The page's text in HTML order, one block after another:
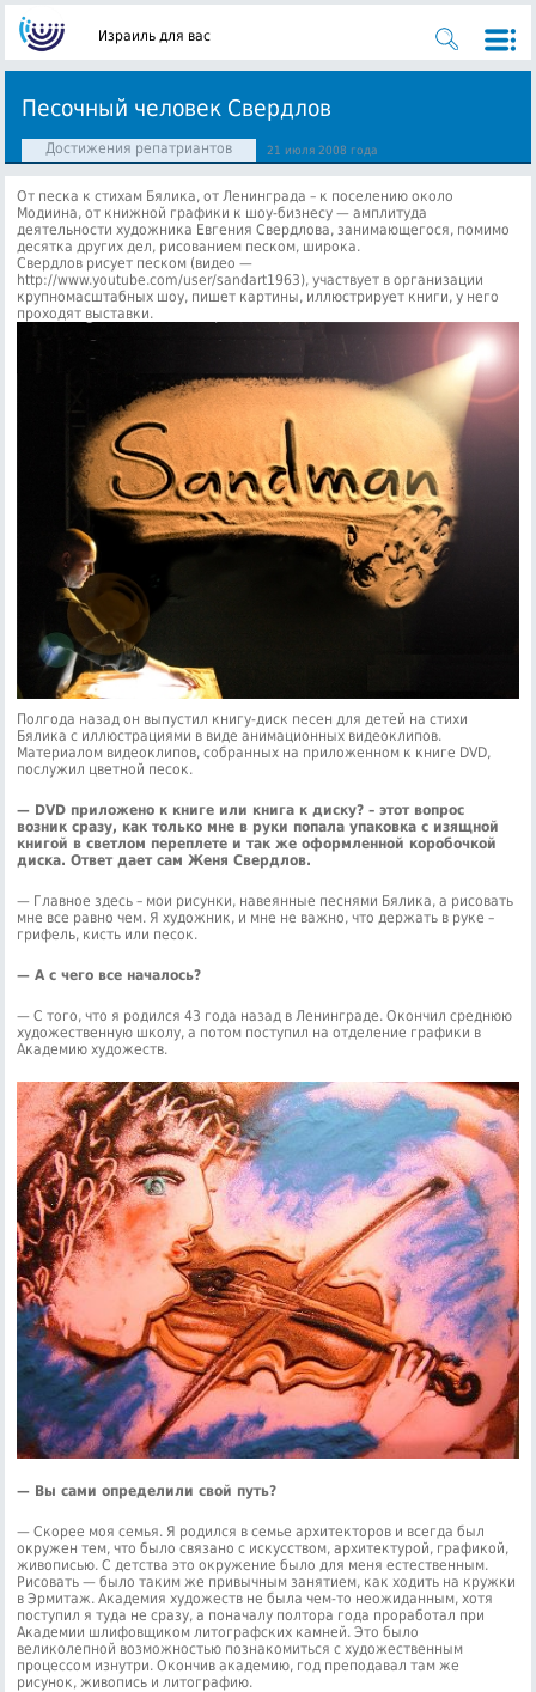
Израиль для вас
Песочный человек Свердлов
Достижения репатриантов 21 июля 2008 года
От песка к стихам Бялика, от Ленинграда – к поселению около
Модиина, от книжной графики к шоу-бизнесу — амплитуда
деятельности художника Евгения Свердлова, занимающегося, помимо
десятка других дел, рисованием песком, широка.
Свердлов рисует песком (видео —
http://www.youtube.com/user/sandart1963), участвует в организации
крупномасштабных шоу, пишет картины, иллюстрирует книги, у него
проходят выставки.
Полгода назад он выпустил книгу-диск песен для детей на стихи
Бялика с иллюстрациями в виде анимационных видеоклипов.
Материалом видеоклипов, собранных на приложенном к книге DVD,
послужил цветной песок.
— DVD приложено к книге или книга к диску? – этот вопрос
возник сразу, как только мне в руки попала упаковка с изящной
книгой в светлом переплете и так же оформленной коробочкой
диска. Ответ дает сам Женя Свердлов.
— Главное здесь – мои рисунки, навеянные песнями Бялика, а рисовать
мне все равно чем. Я художник, и мне не важно, что держать в руке –
грифель, кисть или песок.
— А с чего все началось?
— С того, что я родился 43 года назад в Ленинграде. Окончил среднюю
художественную школу, а потом поступил на отделение графики в
Академию художеств.
— Вы сами определили свой путь?
— Скорее моя семья. Я родился в семье архитекторов и всегда был
окружен тем, что было связано с искусством, архитектурой, графикой,
живописью. С детства это окружение было для меня естественным.
Рисовать — было таким же привычным занятием, как ходить на кружки
в Эрмитаж. Академия художеств не была чем-то неожиданным, хотя
поступил я туда не сразу, а поначалу полтора года проработал при
Академии шлифовщиком литографских камней. Это было
великолепной возможностью познакомиться с художественным
процессом изнутри. Окончив академию, год преподавал там же
рисунок, живопись и литографию.